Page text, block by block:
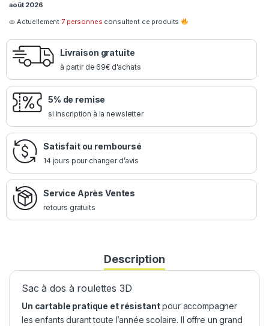
août 2026
Actuellement7 personnes consultent ce produits
Livraison gratuite
à partir de 69€ d'achats
5% de remise
si inscription à la newsletter
Satisfait ou remboursé
14 jours pour changer d’avis
Service Après Ventes
retours gratuits
Description
Sac à dos à roulettes 3D
Un cartable pratique et résistantpour accompagner
les enfants durant toute l’année scolaire. Il offre un grand